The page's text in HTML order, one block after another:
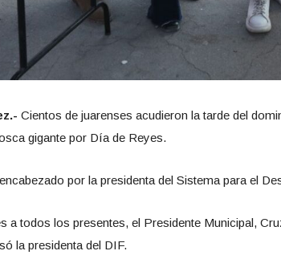
Cientos de juarenses acudieron la tarde del
gigante por Día de Reyes.
por la presidenta del Sistema para el
a todos los presentes, el Presidente Municipal,
la presidenta del DIF.